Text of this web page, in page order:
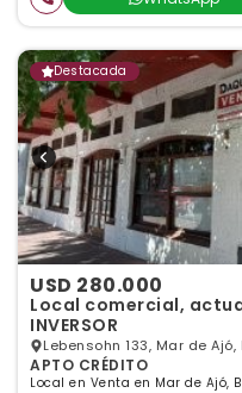
Destacada
USD 280.000
Local comercial,
INVERSOR
Lebensohn 133, Mar de Ajó,
APTO CRÉDITO
Local en Venta en Mar de Ajó,